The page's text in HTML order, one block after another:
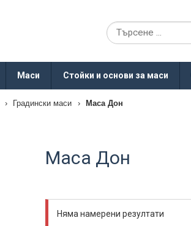
Маси Стойки и основи за маси
› Градински маси › Маса Дон
Маса Дон
Няма намерени резултати